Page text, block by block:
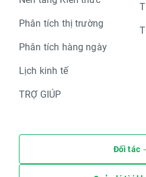
Phân tích thị trường
Phân tích hàng ngày
Lịch kinh tế
TRỢ GIÚP
Đối tác